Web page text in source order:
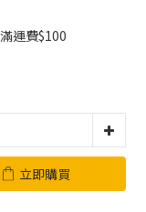
運費$100
立即購買